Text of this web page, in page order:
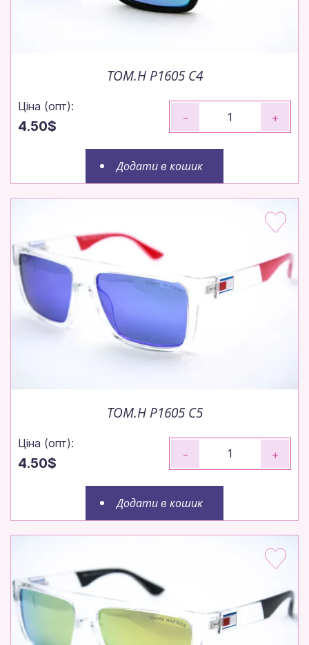
TOM.H P1605 C4
Ціна (опт):
4.50$
- +
Додати в кошик
TOM.H P1605 C5
Ціна (опт):
4.50$
- +
Додати в кошик